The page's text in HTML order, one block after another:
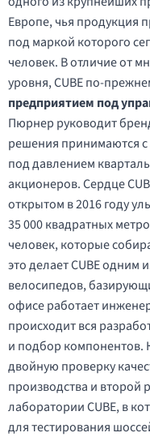
Европе, чья продукция
под маркой которого
человек. В отличие от
уровня, CUBE по-
предприятием под
Пюрнер руководит
решения принимаются с
под давлением
акционеров. Сердце
открытом в 2016 году
35 000 квадратных
человек, которые
это делает CUBE
велосипедов,
офисе работает
происходит вся
и подбор
двойную проверку
производства и второй
лаборатории CUBE, в
для тестирования